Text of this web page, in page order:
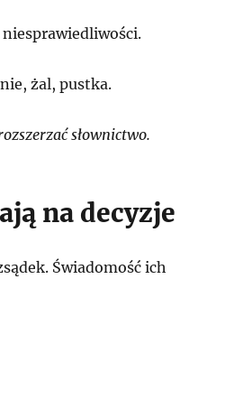
niesprawiedliwości.
żal, pustka.
słownictwo.
na decyzje
Świadomość ich